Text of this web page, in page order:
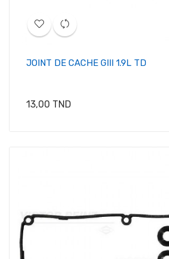
JOINT DE CACHE GIII 1.9L TD
Prix
13,00 TND